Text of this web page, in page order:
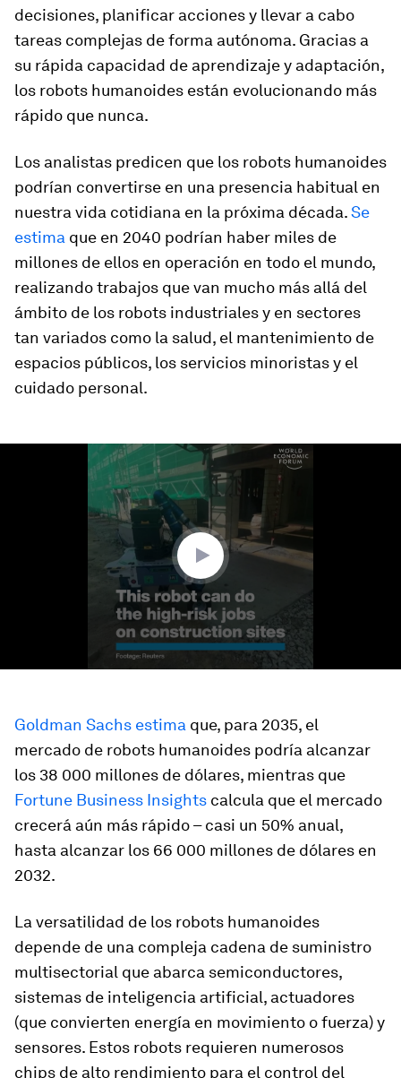
decisiones, planificar acciones y llevar a cabo
tareas complejas de forma autónoma. Gracias a
su rápida capacidad de aprendizaje y adaptación,
los robots humanoides están evolucionando más
rápido que nunca.
Los analistas predicen que los robots humanoides
podrían convertirse en una presencia habitual en
nuestra vida cotidiana en la próxima década.Se
estima que en 2040 podrían haber miles de
millones de ellos en operación en todo el mundo,
realizando trabajos que van mucho más allá del
ámbito de los robots industriales y en sectores
tan variados como la salud, el mantenimiento de
espacios públicos, los servicios minoristas y el
cuidado personal.
Goldman Sachs estima que, para 2035, el
mercado de robots humanoides podría alcanzar
los 38 000 millones de dólares, mientras que
Fortune Business Insights calcula que el mercado
crecerá aún más rápido – casi un 50% anual,
hasta alcanzar los 66 000 millones de dólares en
2032.
La versatilidad de los robots humanoides
depende de una compleja cadena de suministro
multisectorial que abarca semiconductores,
sistemas de inteligencia artificial, actuadores
(que convierten energía en movimiento o fuerza) y
sensores. Estos robots requieren numerosos
chips de alto rendimiento para el control del